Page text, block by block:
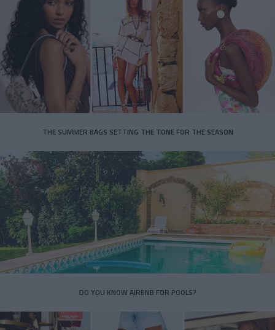
THE SUMMER BAGS SETTING THE TONE FOR THE SEASON
DO YOU KNOW AIRBNB FOR POOLS?